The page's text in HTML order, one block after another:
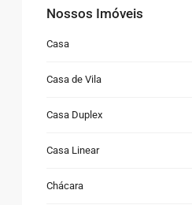
Nossos Imóveis
Casa
Casa de Vila
Casa Duplex
Casa Linear
Chácara